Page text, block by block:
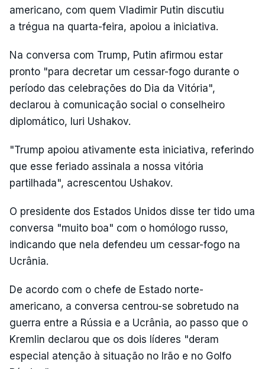
americano, com quem Vladimir Putin discutiu
a trégua na quarta-feira, apoiou a iniciativa.
Na conversa com Trump, Putin afirmou estar
pronto "para decretar um cessar-fogo durante o
período das celebrações do Dia da Vitória",
declarou à comunicação social o conselheiro
diplomático, Iuri Ushakov.
"Trump apoiou ativamente esta iniciativa, referindo
que esse feriado assinala a nossa vitória
partilhada", acrescentou Ushakov.
O presidente dos Estados Unidos disse ter tido uma
conversa "muito boa" com o homólogo russo,
indicando que nela defendeu um cessar-fogo na
Ucrânia.
De acordo com o chefe de Estado norte-
americano, a conversa centrou-se sobretudo na
guerra entre a Rússia e a Ucrânia, ao passo que o
Kremlin declarou que os dois líderes "deram
especial atenção à situação no Irão e no Golfo